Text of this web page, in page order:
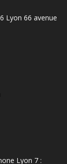
Lyon 66 avenue
Lyon 7 :